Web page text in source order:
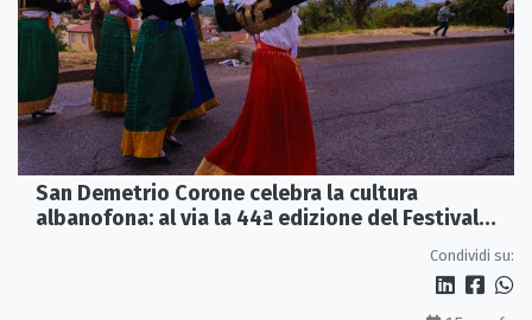
San Demetrio Corone celebra la cultura
albanofona: al via la 44ª edizione del Festival
Condividi su: